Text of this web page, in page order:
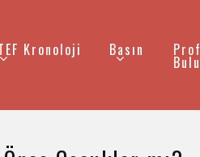
Kronoloji Basın